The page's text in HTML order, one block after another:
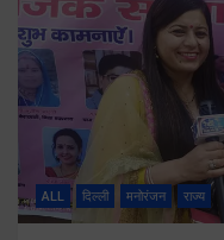
ALL दिल्ली मनोरंजन राज्य